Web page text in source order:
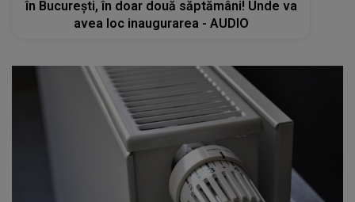
în București, în doar două săptămâni! Unde va
avea loc inaugurarea - AUDIO